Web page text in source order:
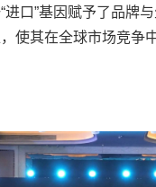
进口”基因赋予了品牌
使其在全球市场竞争